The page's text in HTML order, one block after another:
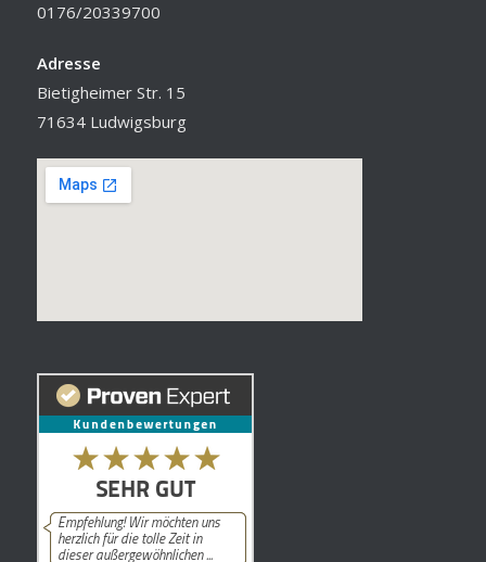
0176/20339700
Adresse
Bietigheimer Str. 15
71634 Ludwigsburg